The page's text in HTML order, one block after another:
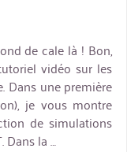
de cale là ! Bon,
vidéo sur les
Dans une première
je vous montre
de simulations
Dans la …